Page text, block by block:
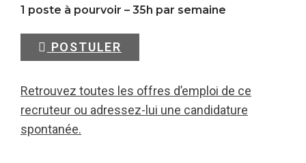
1 poste à pourvoir – 35h par semaine
POSTULER
Retrouvez toutes les offres d’emploi de ce
recruteur ou adressez-lui une candidature
spontanée.